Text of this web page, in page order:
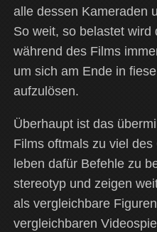
alle dessen Kameraden
So weit, so belastet wird
während des Films
um sich am Ende in
aufzulösen.
Überhaupt ist das
Films oftmals zu viel
leben dafür Befehle zu
stereotyp und zeigen
als vergleichbare
vergleichbaren